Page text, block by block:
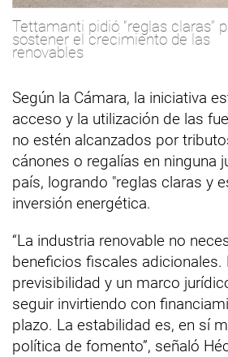
Tettamanti pidió “reglas claras”
sostener el crecimiento de las
renovables
Según la Cámara, la iniciativa
acceso y la utilización de las
no estén alcanzados por
cánones o regalías en ninguna
país, logrando "reglas claras y
inversión energética.
“La industria renovable no
beneficios fiscales adicionales.
previsibilidad y un marco
seguir invirtiendo con
plazo. La estabilidad es, en sí
política de fomento”, señaló